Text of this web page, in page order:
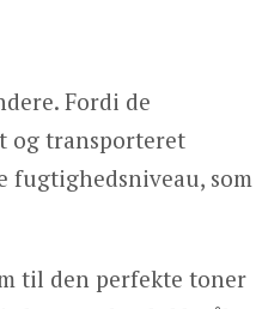
Fordi de
og transporteret
fugtighedsniveau, som
til den perfekte toner